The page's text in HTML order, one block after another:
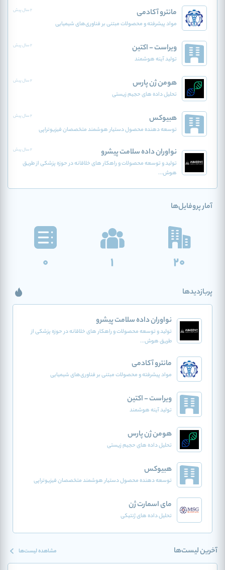
مانترو آکادمی 2 سال پیش
مواد پیشرفته و محصولات مبتنی بر فناوری‌های شیمیایی
ویراست - اکتین 2 سال پیش
تولید آینه هوشمند
هومن ژن پارس 2 سال پیش
تحلیل داده های حجیم زیستی
هبیوکس 2 سال پیش
توسعه دهنده محصول دستیار هوشمند متخصصان فیزیوتراپی
نواوران داده سلامت پیشرو 2 سال پیش
تولید و توسعه محصولات و راهکار های خلاقانه در حوزه پزشکی از طریق
هوش...
آمار پروفایل‌ها
20
1
0
پربازدیدها
نواوران داده سلامت پیشرو
تولید و توسعه محصولات و راهکار های خلاقانه در حوزه پزشکی از
طریق هوش...
مانترو آکادمی
مواد پیشرفته و محصولات مبتنی بر فناوری‌های شیمیایی
ویراست - اکتین
تولید آینه هوشمند
هومن ژن پارس
تحلیل داده های حجیم زیستی
هبیوکس
توسعه دهنده محصول دستیار هوشمند متخصصان فیزیوتراپی
مای اسمارت ژن
تحلیل داده های ژنتیکی
آخرین لیست‌ها مشاهده لیست‌ها